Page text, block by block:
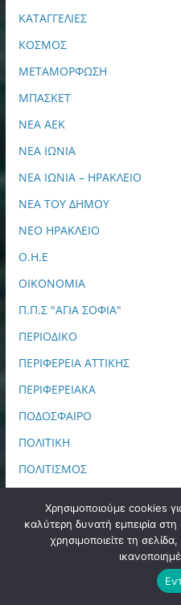
ΚΑΤΑΓΓΕΛΙΕΣ
ΚΟΣΜΟΣ
ΜΕΤΑΜΟΡΦΩΣΗ
ΜΠΑΣΚΕΤ
ΝΕΑ ΑΕΚ
ΝΕΑ ΙΩΝΙΑ
ΝΕΑ ΙΩΝΙΑ – ΗΡΑΚΛΕΙΟ
ΝΕΑ ΤΟΥ ΔΗΜΟΥ
ΝΕΟ ΗΡΑΚΛΕΙΟ
Ο.Η.Ε
ΟΙΚΟΝΟΜΙΑ
Π.Π.Σ "ΑΓΙΑ ΣΟΦΙΑ"
ΠΕΡΙΟΔΙΚΟ
ΠΕΡΙΦΕΡΕΙΑ ΑΤΤΙΚΗΣ
ΠΕΡΙΦΕΡΕΙΑΚΑ
ΠΟΔΟΣΦΑΙΡΟ
ΠΟΛΙΤΙΚΗ
ΠΟΛΙΤΙΣΜΟΣ
ΠΡΩΤΟΣΕΛΙΔΑ
ΣΑΝ ΣΗΜΕΡΑ
Χρησιμοποιούμε cookies
καλύτερη δυνατή εμπειρία
χρησιμοποιείτε τη